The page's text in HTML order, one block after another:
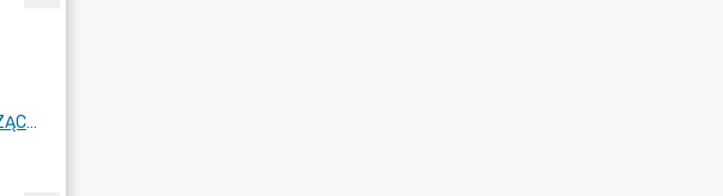
EWIDENCJA OBIEKTÓW ŚWIADCZĄCYCH USŁUGI HOTELARSKIE